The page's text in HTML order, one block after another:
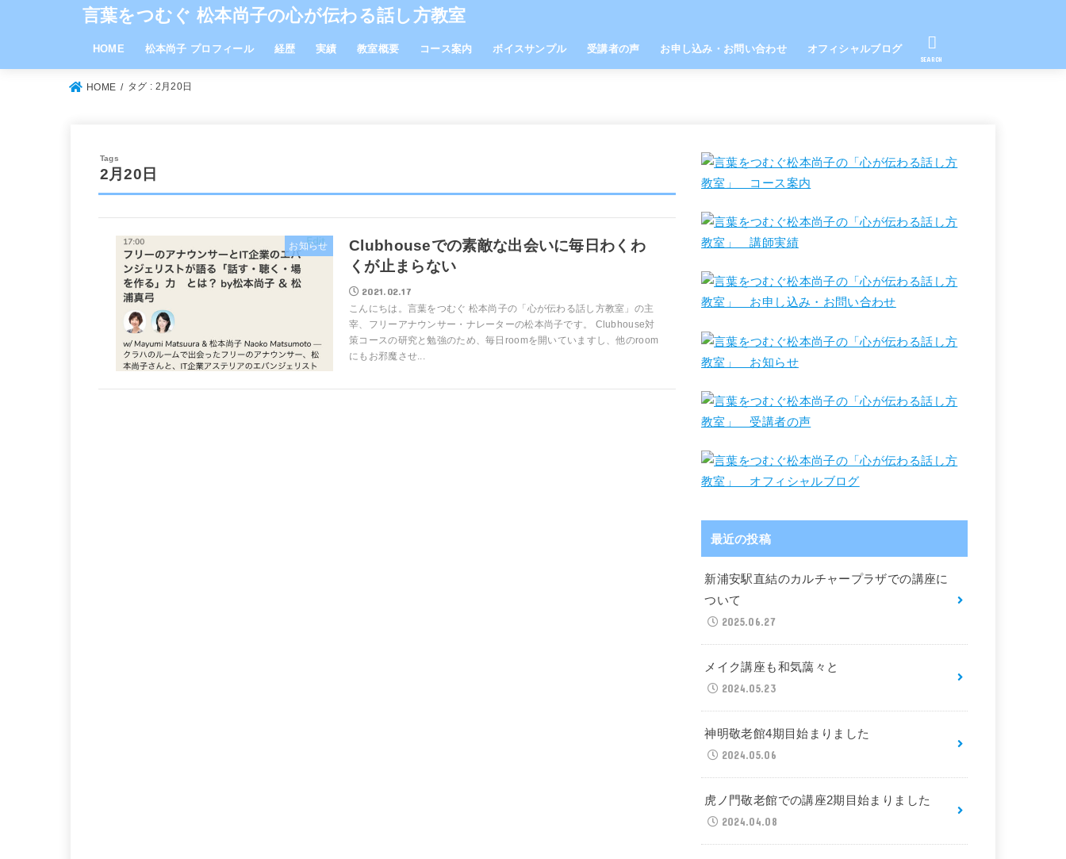
言葉をつむぐ 松本尚子の心が伝わる話し方教室
HOME 松本尚子 プロフィール 経歴 実績 教室概要 コース案内 ボイスサンプル 受講者の声 お申し込み・お問い合わせ オフィシャルブログ
SEARCH
HOME タグ : 2月20日
2月20日
お知らせ
Clubhouseでの素敵な出会いに毎日わくわ
くが止まらない
2021.02.17
こんにちは。言葉をつむぐ 松本尚子の「心が伝わる話し方教室」の主
宰、フリーアナウンサー・ナレーターの松本尚子です。 Clubhouse対
策コースの研究と勉強のため、毎日roomを開いていますし、他のroom
にもお邪魔させ...
最近の投稿
新浦安駅直結のカルチャープラザでの講座に
ついて
2025.06.27
メイク講座も和気藹々と
2024.05.23
神明敬老館4期目始まりました
2024.05.06
虎ノ門敬老館での講座2期目始まりました
2024.04.08